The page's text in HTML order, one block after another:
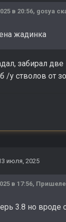
в 20:56, gosya
жадинка
забирал
/у стволов от
июля, 2025
в 17:56,
3.8 но вроде